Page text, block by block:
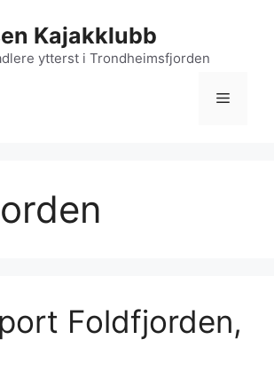
Kajakklubb
ytterst i Trondheimsfjorden
Meny
Foldfjorden,